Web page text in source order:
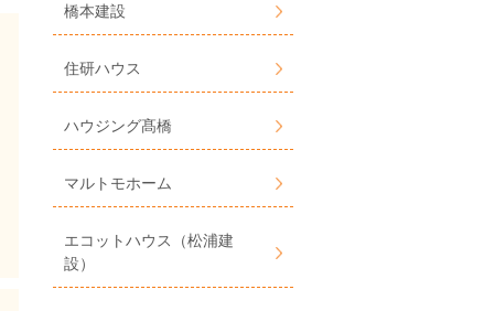
橋本建設
住研ハウス
ハウジング髙橋
マルトモホーム
エコットハウス（松浦建
設）